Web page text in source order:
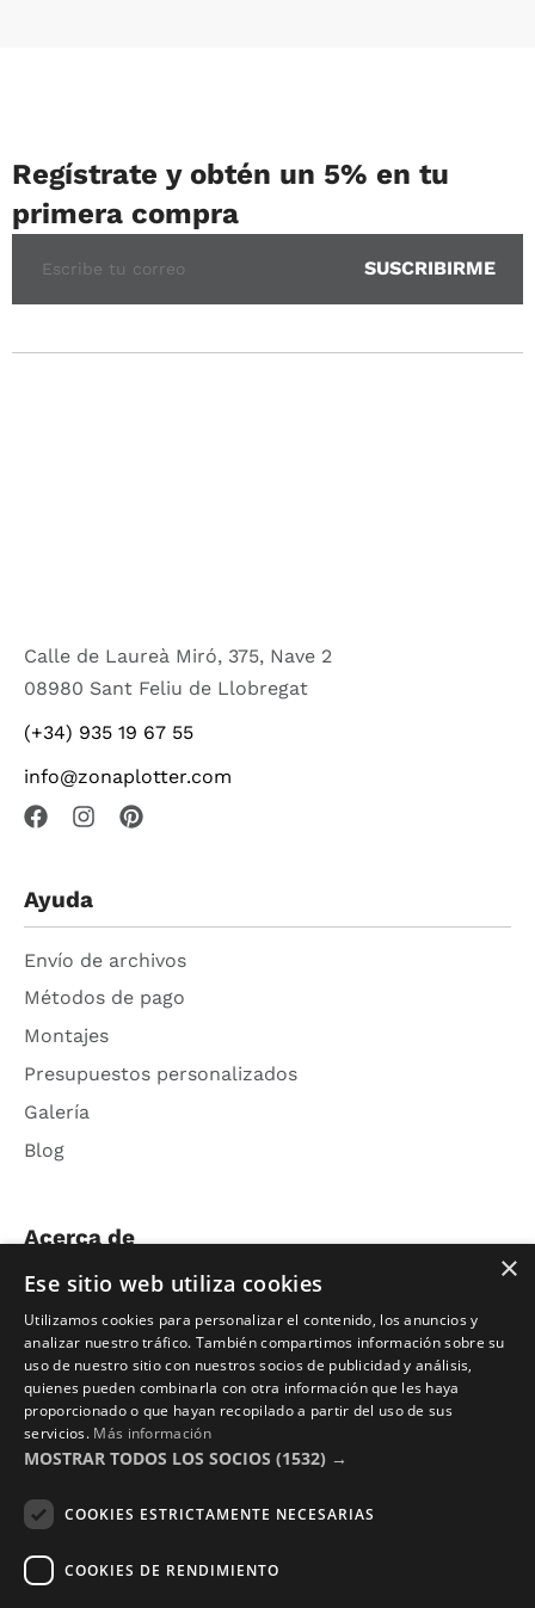
Regístrate y obtén un 5% en tu
primera compra
Calle de Laureà Miró, 375, Nave 2
08980 Sant Feliu de Llobregat
(+34) 935 19 67 55
info@zonaplotter.com
Ayuda
Envío de archivos
Métodos de pago
Montajes
Presupuestos personalizados
Galería
Blog
Acerca de
Nosotros
Contacto
Aviso Legal
Política de Privacidad
Términos y Condiciones
Photocalls eventos
Photocall Boda y Novios
×
Ese sitio web utiliza cookies
Utilizamos cookies para personalizar el contenido, los anuncios y
analizar nuestro tráfico. También compartimos información sobre su
uso de nuestro sitio con nuestros socios de publicidad y análisis,
quienes pueden combinarla con otra información que les haya
proporcionado o que hayan recopilado a partir del uso de sus
servicios. Más información
MOSTRAR TODOS LOS SOCIOS (1532) →
COOKIES ESTRICTAMENTE NECESARIAS
COOKIES DE RENDIMIENTO